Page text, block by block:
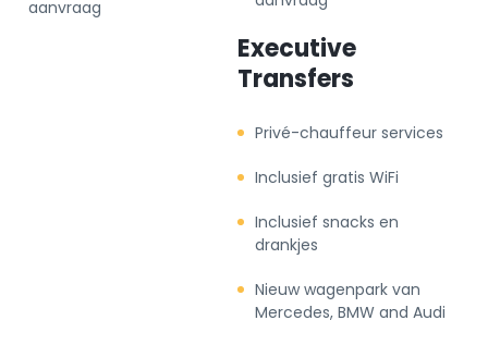
aanvraag
Executive
Transfers
Privé-chauffeur services
Inclusief gratis WiFi
Inclusief snacks en
drankjes
Nieuw wagenpark van
Mercedes, BMW and Audi